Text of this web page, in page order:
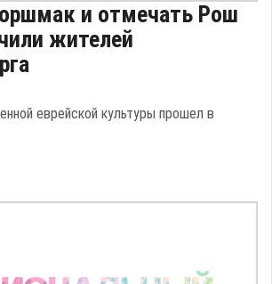
и отмечать Рош
жителей
еврейской культуры прошел в